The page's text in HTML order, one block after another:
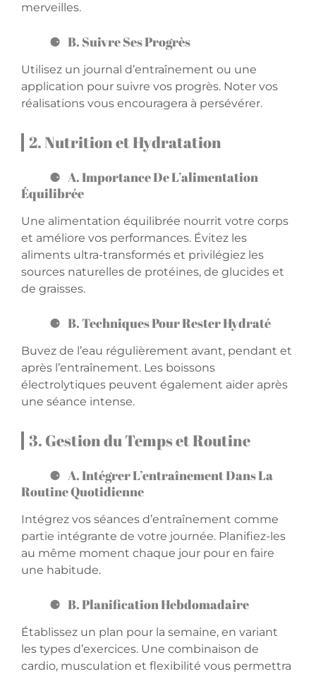
merveilles.
B. Suivre Ses Progrès
Utilisez un journal d’entraînement ou une
application pour suivre vos progrès. Noter vos
réalisations vous encouragera à persévérer.
2. Nutrition et Hydratation
A. Importance De L’alimentation
Équilibrée
Une alimentation équilibrée nourrit votre corps
et améliore vos performances. Évitez les
aliments ultra-transformés et privilégiez les
sources naturelles de protéines, de glucides et
de graisses.
B. Techniques Pour Rester Hydraté
Buvez de l’eau régulièrement avant, pendant et
après l’entraînement. Les boissons
électrolytiques peuvent également aider après
une séance intense.
3. Gestion du Temps et Routine
A. Intégrer L’entraînement Dans La
Routine Quotidienne
Intégrez vos séances d’entraînement comme
partie intégrante de votre journée. Planifiez-les
au même moment chaque jour pour en faire
une habitude.
B. Planification Hebdomadaire
Établissez un plan pour la semaine, en variant
les types d’exercices. Une combinaison de
cardio, musculation et flexibilité vous permettra